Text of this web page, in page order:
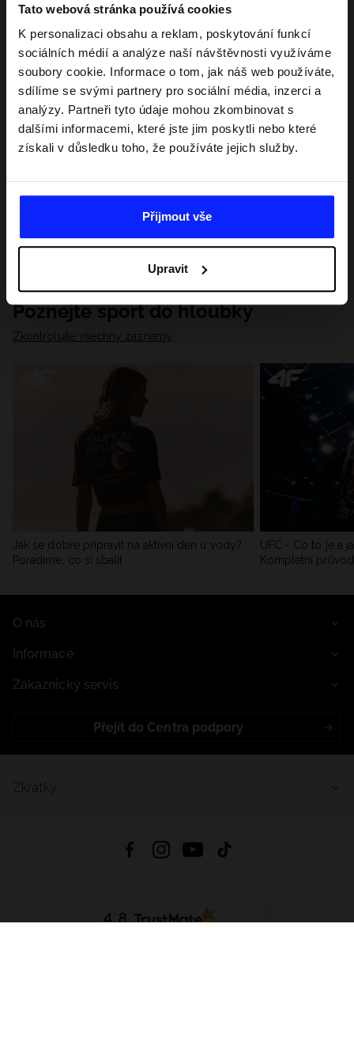
Tato webová stránka používá cookies
K personalizaci obsahu a reklam, poskytování funkcí
sociálních médií a analýze naší návštěvnosti využíváme
soubory cookie. Informace o tom, jak náš web používáte,
sdílíme se svými partnery pro sociální média, inzerci a
analýzy. Partneři tyto údaje mohou zkombinovat s
dalšími informacemi, které jste jim poskytli nebo které
získali v důsledku toho, že používáte jejich služby.
Přijmout vše
Upravit
Poznejte sport do hloubky
Zkontrolujte všechny záznamy
Jak se dobře připravit na aktivní den u vody?
Poradíme, co si sbalit
UFC - Co to je a
Kompletní
O nás
Informace
Zákaznický servis
Přejít do Centra podpory
4.8